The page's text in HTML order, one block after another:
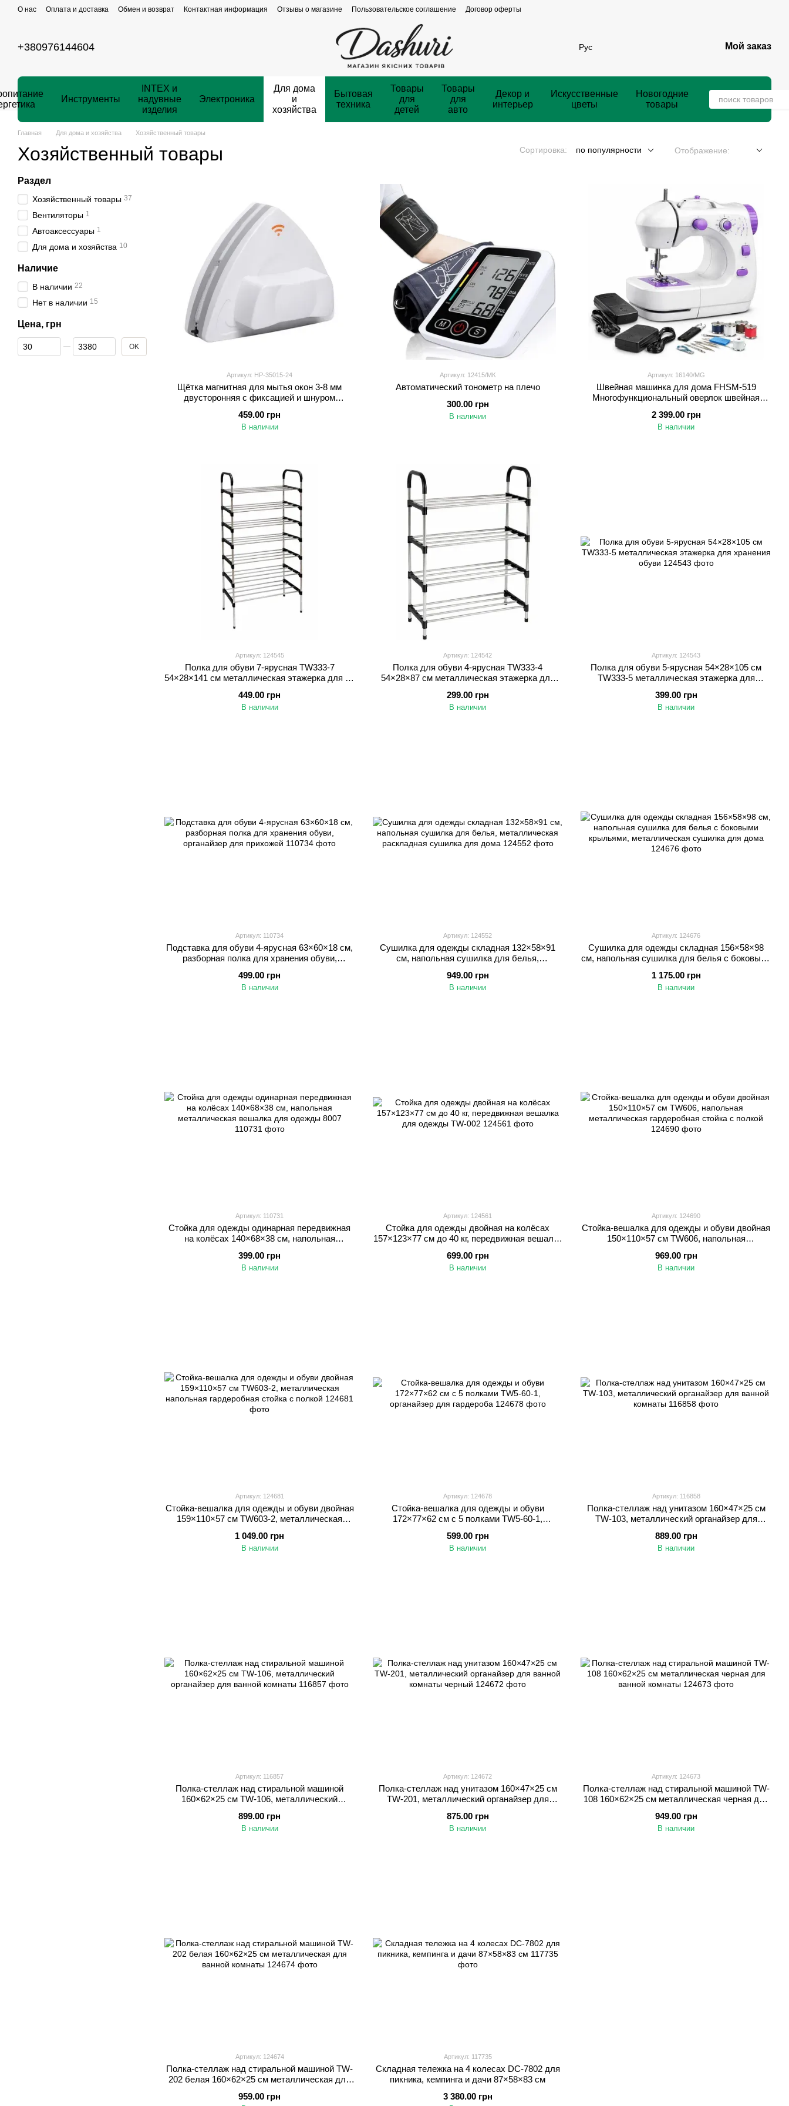
Перейти к основному контенту
О нас Оплата и доставка Обмен и возврат Контактная информация Отзывы о магазине Пользовательское соглашение Договор оферты
+380976144604 Рус Мой заказ
Инструменты
INTEX и
надувные
изделия
Электроника
Для дома
и
хозяйства
Бытовая
техника
Товары
для
детей
Товары
для
авто
Декор и
интерьер
Искусственные
цветы
Новогодние
товары
Главная Для дома и хозяйства Хозяйственный товары
Хозяйственный товары Сортировка: по популярности Отображение:
Артикул: HP-35015-24
Щётка магнитная для мытья окон 3-8 мм
двусторонняя с фиксацией и шнуром
459.00 грн
В наличии
Артикул: 12415/МК
Автоматический тонометр на плечо
300.00 грн
В наличии
Артикул: 16140/MG
Швейная машинка для дома FHSM-519
Многофункциональный оверлок швейная
2 399.00 грн
В наличии
Артикул: 124545
Полка для обуви 7-ярусная TW333-7
54×28×141 см металлическая этажерка для 28
449.00 грн
В наличии
Артикул: 124542
Полка для обуви 4-ярусная TW333-4
54×28×87 см металлическая этажерка для
299.00 грн
В наличии
Артикул: 124543
Полка для обуви 5-ярусная 54×28×105 см
TW333-5 металлическая этажерка для
399.00 грн
В наличии
Артикул: 110734
Подставка для обуви 4-ярусная 63×60×18 см,
разборная полка для хранения обуви,
499.00 грн
В наличии
Артикул: 124552
Сушилка для одежды складная 132×58×91
см, напольная сушилка для белья,
949.00 грн
В наличии
Артикул: 124676
Сушилка для одежды складная 156×58×98
см, напольная сушилка для белья с боковыми
1 175.00 грн
В наличии
Артикул: 110731
Стойка для одежды одинарная передвижная
на колёсах 140×68×38 см, напольная
399.00 грн
В наличии
Артикул: 124561
Стойка для одежды двойная на колёсах
157×123×77 см до 40 кг, передвижная вешалка
699.00 грн
В наличии
Артикул: 124690
Стойка-вешалка для одежды и обуви двойная
150×110×57 см TW606, напольная
969.00 грн
В наличии
Артикул: 124681
Стойка-вешалка для одежды и обуви двойная
159×110×57 см TW603-2, металлическая
1 049.00 грн
В наличии
Артикул: 124678
Стойка-вешалка для одежды и обуви
172×77×62 см с 5 полками TW5-60-1,
599.00 грн
В наличии
Артикул: 116858
Полка-стеллаж над унитазом 160×47×25 см
TW-103, металлический органайзер для
889.00 грн
В наличии
Артикул: 116857
Полка-стеллаж над стиральной машиной
160×62×25 см TW-106, металлический
899.00 грн
В наличии
Артикул: 124672
Полка-стеллаж над унитазом 160×47×25 см
TW-201, металлический органайзер для
875.00 грн
В наличии
Артикул: 124673
Полка-стеллаж над стиральной машиной TW-
108 160×62×25 см металлическая черная для
949.00 грн
В наличии
Артикул: 124674
Полка-стеллаж над стиральной машиной TW-
202 белая 160×62×25 см металлическая для
959.00 грн
Артикул: 117735
Складная тележка на 4 колесах DC-7802 для
пикника, кемпинга и дачи 87×58×83 см
3 380.00 грн
Раздел
Хозяйственный товары 37
Вентиляторы 1
Автоаксессуары 1
Для дома и хозяйства 10
Наличие
В наличии 22
Нет в наличии 15
Цена, грн
От Цена, грн
До Цена, грн OK